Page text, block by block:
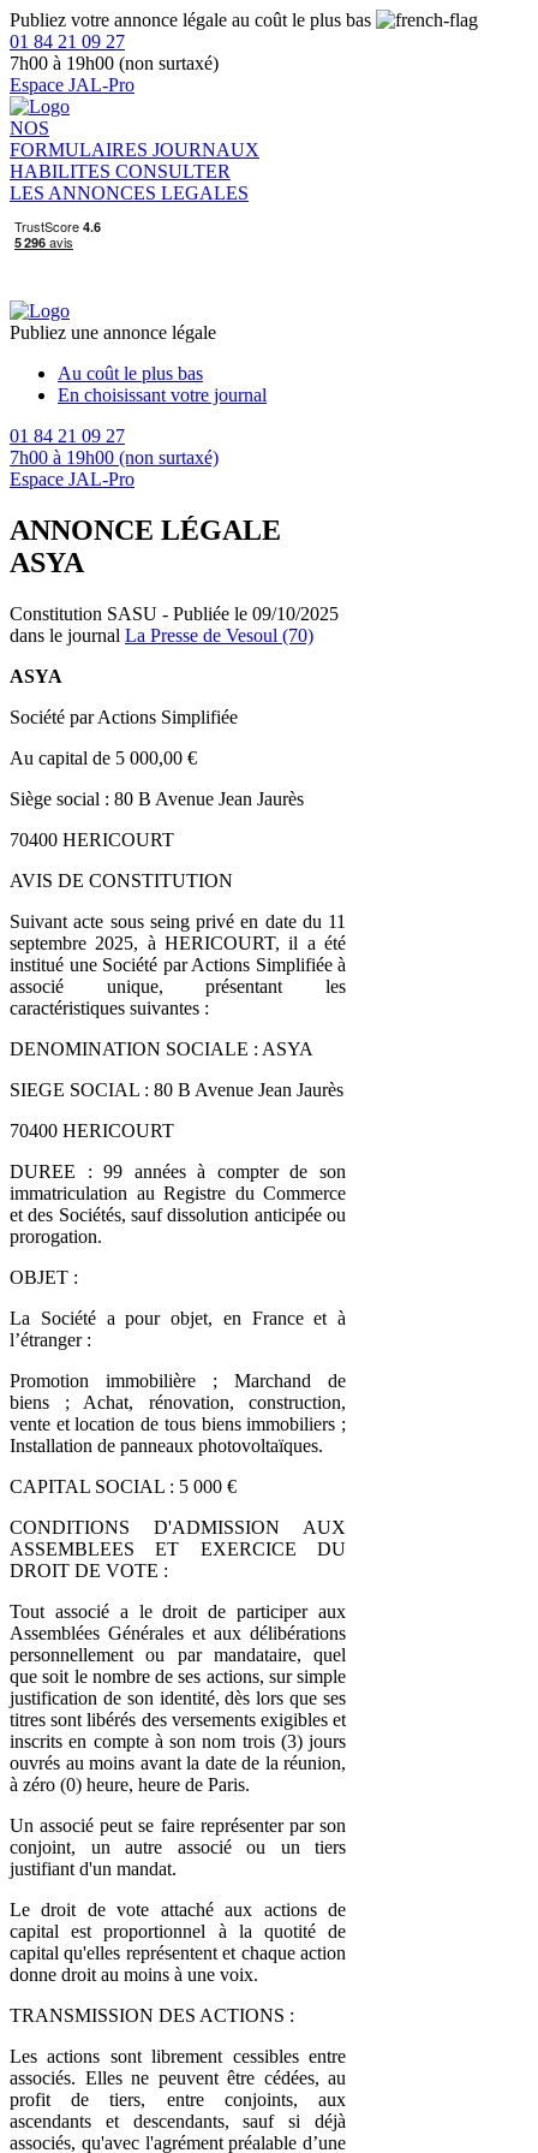
Publiez votre annonce légale au coût le plus bas
01 84 21 09 27
7h00 à 19h00 (non surtaxé)
Espace JAL-Pro
NOS
FORMULAIRES JOURNAUX
HABILITES CONSULTER
LES ANNONCES LEGALES
Publiez une annonce légale
Au coût le plus bas
En choisissant votre journal
01 84 21 09 27
7h00 à 19h00 (non surtaxé)
Espace JAL-Pro
ANNONCE LÉGALE
ASYA
Constitution SASU - Publiée le 09/10/2025
dans le journal La Presse de Vesoul (70)
ASYA
Société par Actions Simplifiée
Au capital de 5 000,00 €
Siège social : 80 B Avenue Jean Jaurès
70400 HERICOURT
AVIS DE CONSTITUTION
Suivant acte sous seing privé en date du 11
septembre 2025, à HERICOURT, il a été
institué une Société par Actions Simplifiée à
associé unique, présentant les
caractéristiques suivantes :
DENOMINATION SOCIALE : ASYA
SIEGE SOCIAL : 80 B Avenue Jean Jaurès
70400 HERICOURT
DUREE : 99 années à compter de son
immatriculation au Registre du Commerce
et des Sociétés, sauf dissolution anticipée ou
prorogation.
OBJET :
La Société a pour objet, en France et à
l’étranger :
Promotion immobilière ; Marchand de
biens ; Achat, rénovation, construction,
vente et location de tous biens immobiliers ;
Installation de panneaux photovoltaïques.
CAPITAL SOCIAL : 5 000 €
CONDITIONS D'ADMISSION AUX
ASSEMBLEES ET EXERCICE DU
DROIT DE VOTE :
Tout associé a le droit de participer aux
Assemblées Générales et aux délibérations
personnellement ou par mandataire, quel
que soit le nombre de ses actions, sur simple
justification de son identité, dès lors que ses
titres sont libérés des versements exigibles et
inscrits en compte à son nom trois (3) jours
ouvrés au moins avant la date de la réunion,
à zéro (0) heure, heure de Paris.
Un associé peut se faire représenter par son
conjoint, un autre associé ou un tiers
justifiant d'un mandat.
Le droit de vote attaché aux actions de
capital est proportionnel à la quotité de
capital qu'elles représentent et chaque action
donne droit au moins à une voix.
TRANSMISSION DES ACTIONS :
Les actions sont librement cessibles entre
associés. Elles ne peuvent être cédées, au
profit de tiers, entre conjoints, aux
ascendants et descendants, sauf si déjà
associés, qu'avec l'agrément préalable d’une